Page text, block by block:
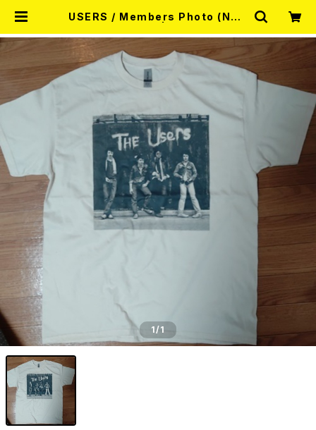
USERS / Members Photo (NAT
P MISERY
1/1